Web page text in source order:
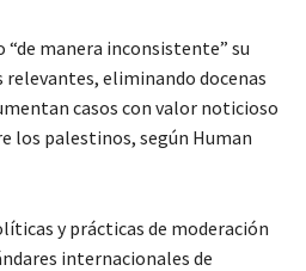
“de manera inconsistente” su
eliminando docenas
casos con valor noticioso
los palestinos, según Human
y prácticas de moderación
internacionales de